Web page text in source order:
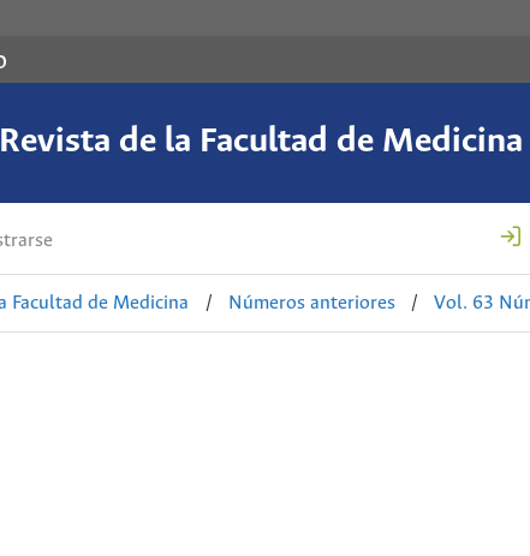
Revista de la Facultad de Medicina
Facultad de Medicina / Números anteriores / Vol. 63